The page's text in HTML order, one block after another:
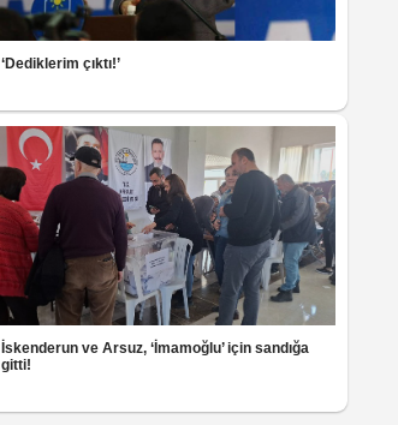
‘Dediklerim çıktı!’
İskenderun ve Arsuz, ‘İmamoğlu’ için sandığa
gitti!